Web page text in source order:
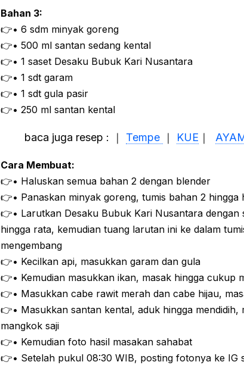
Bahan 3:
👉• 6 sdm minyak goreng
👉• 500 ml santan sedang kental
👉• 1 saset Desaku Bubuk Kari Nusantara
👉• 1 sdt garam
👉• 1 sdt gula pasir
👉• 250 ml santan kental
baca juga resep : ｜ Tempe ｜ KUE ｜
Cara Membuat:
👉• Haluskan semua bahan 2 dengan blender
👉• Panaskan minyak goreng, tumis bahan 2 hingga
👉• Larutkan Desaku Bubuk Kari Nusantara dengan
hingga rata, kemudian tuang larutan ini ke dalam
mengembang
👉• Kecilkan api, masukkan garam dan gula
👉• Kemudian masukkan ikan, masak hingga cukup
👉• Masukkan cabe rawit merah dan cabe hijau,
👉• Masukkan santan kental, aduk hingga mendidih,
mangkok saji
👉• Kemudian foto hasil masakan sahabat
👉• Setelah pukul 08:30 WIB, posting fotonya ke IG